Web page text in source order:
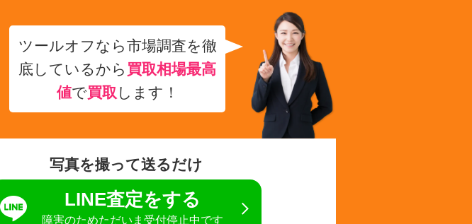
ツールオフなら市場調査を徹
底しているから 買取相場最高
値で買取 します！
写真を撮って送るだけ
LINE査定をする
障害のためただいま受付停止中です